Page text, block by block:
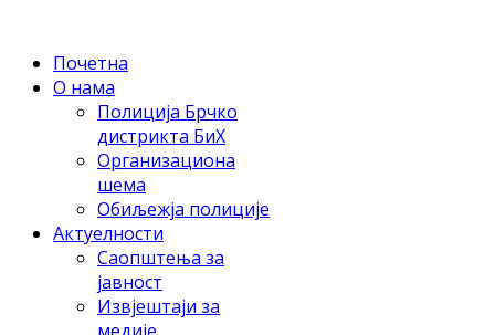
Почетна
О нама
Полиција Брчко
дистрикта БиХ
Организациона
шема
Обиљежја полиције
Актуелности
Саопштења за
јавност
Извјештаји за